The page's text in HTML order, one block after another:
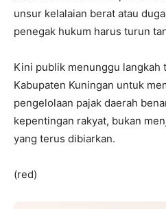
unsur kelalaian berat atau
penegak hukum harus turun
Kini publik menunggu langkah
Kabupaten Kuningan untuk
pengelolaan pajak daerah
kepentingan rakyat, bukan
yang terus dibiarkan.
(red)